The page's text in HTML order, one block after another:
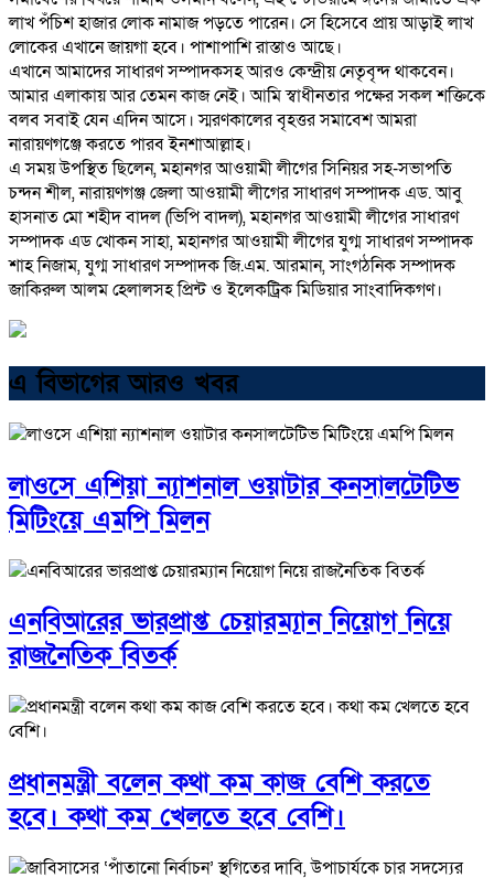
লাখ পঁচিশ হাজার লোক নামাজ পড়তে পারেন। সে হিসেবে প্রায় আড়াই লাখ
লোকের এখানে জায়গা হবে। পাশাপাশি রাস্তাও আছে।
এখানে আমাদের সাধারণ সম্পাদকসহ আরও কেন্দ্রীয় নেতৃবৃন্দ থাকবেন।
আমার এলাকায় আর তেমন কাজ নেই। আমি স্বাধীনতার পক্ষের সকল শক্তিকে
বলব সবাই যেন এদিন আসে। স্মরণকালের বৃহত্তর সমাবেশ আমরা
নারায়ণগঞ্জে করতে পারব ইনশাআল্লাহ।
এ সময় উপস্থিত ছিলেন, মহানগর আওয়ামী লীগের সিনিয়র সহ-সভাপতি
চন্দন শীল, নারায়ণগঞ্জ জেলা আওয়ামী লীগের সাধারণ সম্পাদক এড. আবু
হাসনাত মো শহীদ বাদল (ভিপি বাদল), মহানগর আওয়ামী লীগের সাধারণ
সম্পাদক এড খোকন সাহা, মহানগর আওয়ামী লীগের যুগ্ম সাধারণ সম্পাদক
শাহ নিজাম, যুগ্ম সাধারণ সম্পাদক জি.এম. আরমান, সাংগঠনিক সম্পাদক
জাকিরুল আলম হেলালসহ প্রিন্ট ও ইলেকট্রিক মিডিয়ার সাংবাদিকগণ।
এ বিভাগের আরও খবর
লাওসে এশিয়া ন্যাশনাল ওয়াটার কনসালটেটিভ
মিটিংয়ে এমপি মিলন
এনবিআরের ভারপ্রাপ্ত চেয়ারম্যান নিয়োগ নিয়ে
রাজনৈতিক বিতর্ক
প্রধানমন্ত্রী বলেন কথা কম কাজ বেশি করতে
হবে। কথা কম খেলতে হবে বেশি।